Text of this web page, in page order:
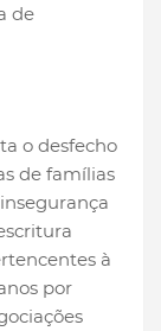
de
o desfecho
de famílias
à
por